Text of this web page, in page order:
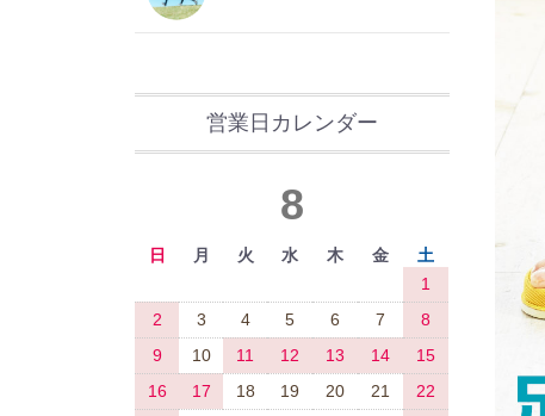
営業日カレンダー
8
日 月 火 水 木 金
土
1
2
3 4 5 6 7
8
9
10 11 12 13 14
15
16
17 18 19 20 21
22